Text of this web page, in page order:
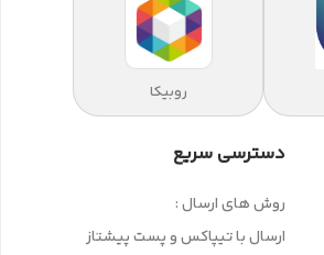
روبیکا
دسترسی سریع
روش های ارسال :
ارسال با تیپاکس و پست پیشتاز